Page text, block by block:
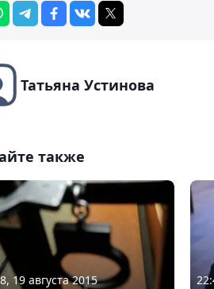
Татьяна Устинова
также
19 августа 2015